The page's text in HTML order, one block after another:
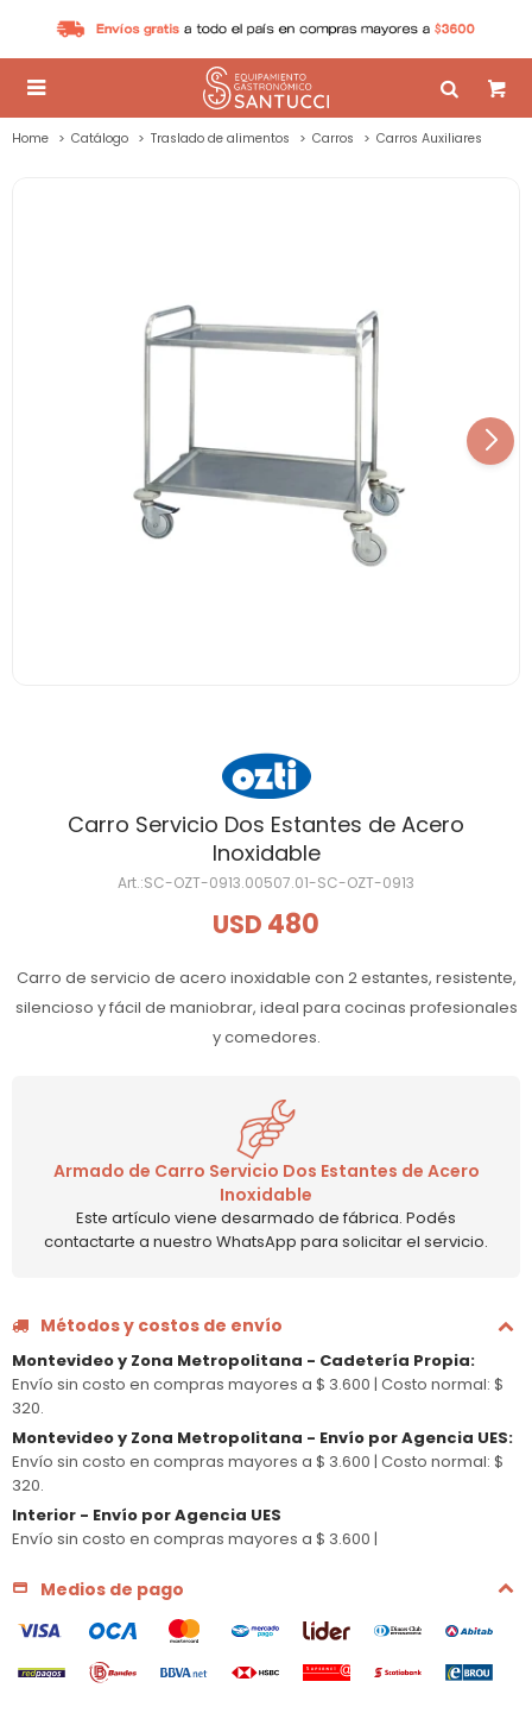

Home Catálogo Traslado de alimentos Carros Carros Auxiliares
Carro Servicio Dos Estantes de Acero
Inoxidable
SC-OZT-0913.00507.01-SC-OZT-0913
USD 480
Carro de servicio de acero inoxidable con 2 estantes, resistente,
silencioso y fácil de maniobrar, ideal para cocinas profesionales
y comedores.
Armado de Carro Servicio Dos Estantes de Acero
Inoxidable
Este artículo viene desarmado de fábrica. Podés
contactarte a nuestro WhatsApp para solicitar el servicio.
Métodos y costos de envío
Montevideo y Zona Metropolitana - Cadetería Propia:
Envío sin costo en compras mayores a $ 3.600 | Costo normal: $
320.
Montevideo y Zona Metropolitana - Envío por Agencia UES:
Envío sin costo en compras mayores a $ 3.600 | Costo normal: $
320.
Interior - Envío por Agencia UES
Envío sin costo en compras mayores a $ 3.600 |
Medios de pago